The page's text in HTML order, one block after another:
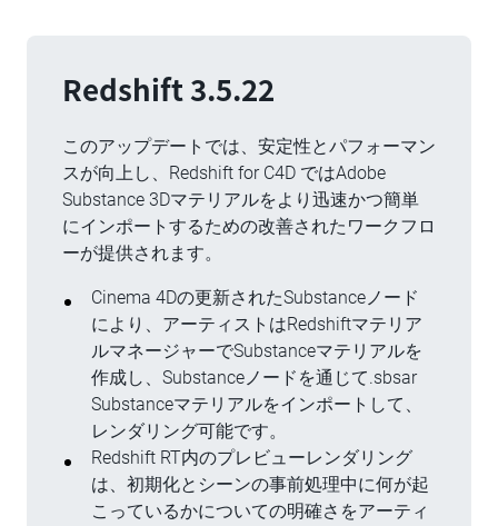
Redshift 3.5.22
このアップデートでは、安定性とパフォーマン
スが向上し、Redshift for C4D ではAdobe
Substance 3Dマテリアルをより迅速かつ簡単
にインポートするための改善されたワークフロ
ーが提供されます。
Cinema 4Dの更新されたSubstanceノード
により、アーティストはRedshiftマテリア
ルマネージャーでSubstanceマテリアルを
作成し、Substanceノードを通じて.sbsar
Substanceマテリアルをインポートして、
レンダリング可能です。
Redshift RT内のプレビューレンダリング
は、初期化とシーンの事前処理中に何が起
こっているかについての明確さをアーティ